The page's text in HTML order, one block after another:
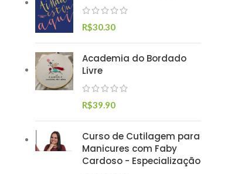
R$30.30
Academia do Bordado
Livre
R$39.90
Curso de Cutilagem para
Manicures com Faby
Cardoso - Especialização